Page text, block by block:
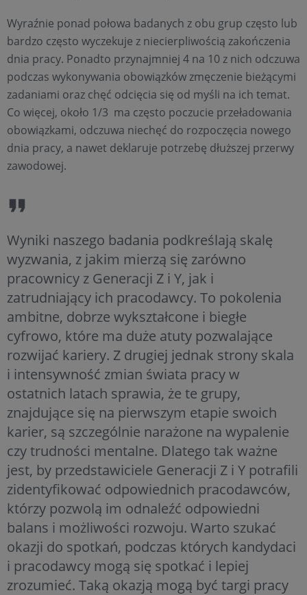
Wyraźnie ponad połowa badanych z obu grup często lub
bardzo często wyczekuje z niecierpliwością zakończenia
dnia pracy. Ponadto przynajmniej 4 na 10 z nich odczuwa
podczas wykonywania obowiązków zmęczenie bieżącymi
zadaniami oraz chęć odcięcia się od myśli na ich temat.
Co więcej, około 1/3 ma często poczucie przeładowania
obowiązkami, odczuwa niechęć do rozpoczęcia nowego
dnia pracy, a nawet deklaruje potrzebę dłuższej przerwy
zawodowej.
Wyniki naszego badania podkreślają skalę
wyzwania, z jakim mierzą się zarówno
pracownicy z Generacji Z i Y, jak i
zatrudniający ich pracodawcy. To pokolenia
ambitne, dobrze wykształcone i biegłe
cyfrowo, które ma duże atuty pozwalające
rozwijać kariery. Z drugiej jednak strony skala
i intensywność zmian świata pracy w
ostatnich latach sprawia, że te grupy,
znajdujące się na pierwszym etapie swoich
karier, są szczególnie narażone na wypalenie
czy trudności mentalne. Dlatego tak ważne
jest, by przedstawiciele Generacji Z i Y potrafili
zidentyfikować odpowiednich pracodawców,
którzy pozwolą im odnaleźć odpowiedni
balans i możliwości rozwoju. Warto szukać
okazji do spotkań, podczas których kandydaci
i pracodawcy mogą się spotkać i lepiej
zrozumieć. Taką okazją mogą być targi pracy